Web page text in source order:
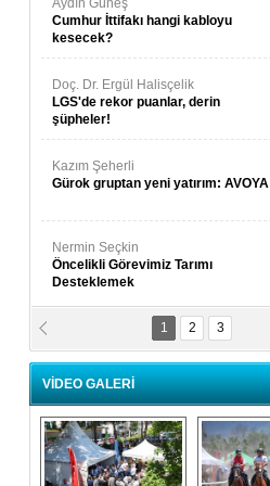
Aydın Güneş
Cumhur İttifakı hangi kabloyu
kesecek?
Doç. Dr. Ergül Halisçelik
LGS'de rekor puanlar, derin
şüpheler!
Kazım Şeherli
Gürok gruptan yeni yatırım: AVOYA
Nermin Seçkin
Öncelikli Görevimiz Tarımı
Desteklemek
Nilüfer Menekli Buzcular
Siz Hiç Kelebeklerin Sesini
Duydunuz Mu?
1 2 3
VİDEO GALERİ